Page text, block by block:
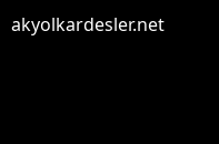
akyolkardesler.net